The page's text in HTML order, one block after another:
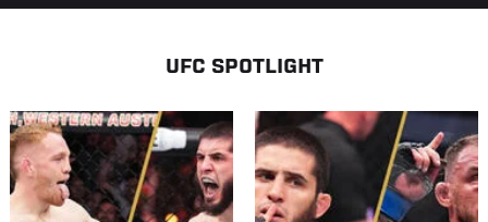
UFC SPOTLIGHT